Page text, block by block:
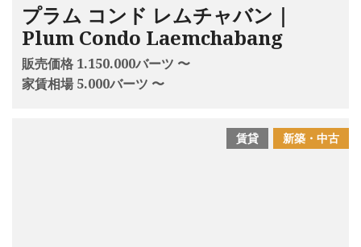
プラム コンド レムチャバン｜
Plum Condo Laemchabang
販売価格 1.150.000バーツ 〜
家賃相場 5.000バーツ 〜
新築・中古
賃貸